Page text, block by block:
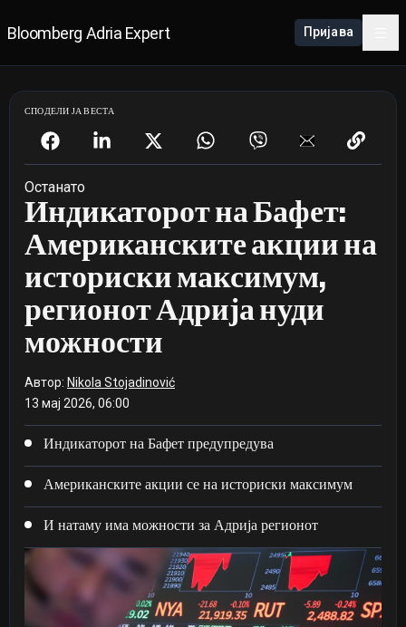
Bloomberg Adria Expert Пријава
СПОДЕЛИ ЈА ВЕСТА
Останато
Индикаторот на Бафет:
Американските акции на
историски максимум,
регионот Адрија нуди
можности
Автор: Nikola Stojadinović
13 мај 2026, 06:00
Индикаторот на Бафет предупредува
Американските акции се на историски максимум
И натаму има можности за Адрија регионот